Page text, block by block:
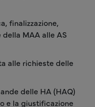
finalizzazione,
MAA alle AS
alle richieste delle
delle HA (HAQ)
e la giustificazione